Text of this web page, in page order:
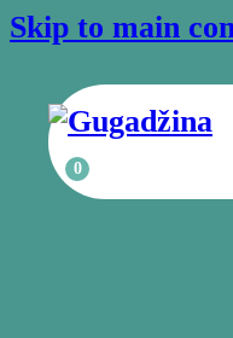
Skip to main
0